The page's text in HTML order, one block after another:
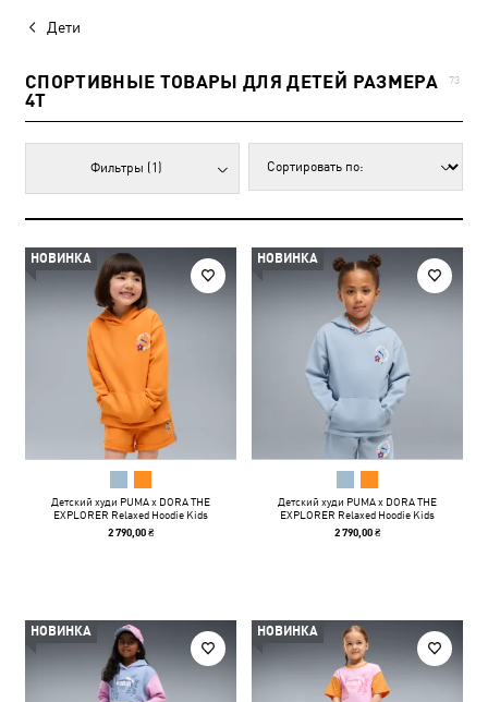
Дети
СПОРТИВНЫЕ ТОВАРЫ ДЛЯ ДЕТЕЙ РАЗМЕРА
4T
73
Фильтры (1)
НОВИНКА
Детский худи PUMA x DORA THE
EXPLORER Relaxed Hoodie Kids
2 790,00 ₴
НОВИНКА
Детский худи PUMA x DORA THE
EXPLORER Relaxed Hoodie Kids
2 790,00 ₴
НОВИНКА НОВИНКА